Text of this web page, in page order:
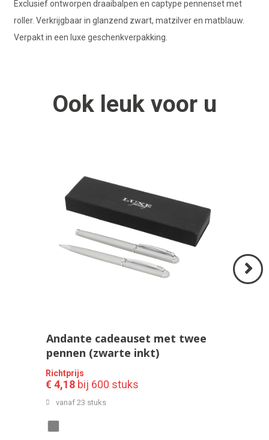
Exclusief ontworpen draaibalpen en captype pennenset met
roller. Verkrijgbaar in glanzend zwart, matzilver en matblauw.
Verpakt in een luxe geschenkverpakking.
Ook leuk voor u
Andante cadeauset met twee
pennen (zwarte inkt)
Richtprijs
€ 4,18 bij 600 stuks
vanaf 23 stuks